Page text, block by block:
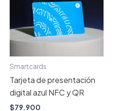
Smartcards
Tarjeta de presentación
digital azul NFC y QR
$79.900